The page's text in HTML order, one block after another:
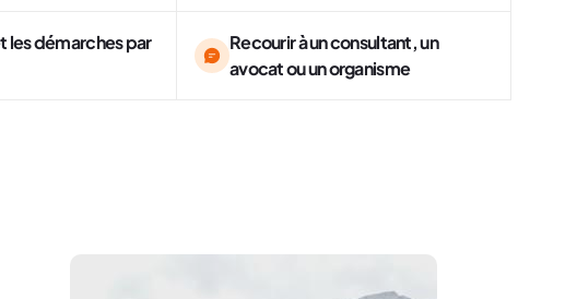
les démarches par
Recourir à un consultant, un
avocat ou un organisme